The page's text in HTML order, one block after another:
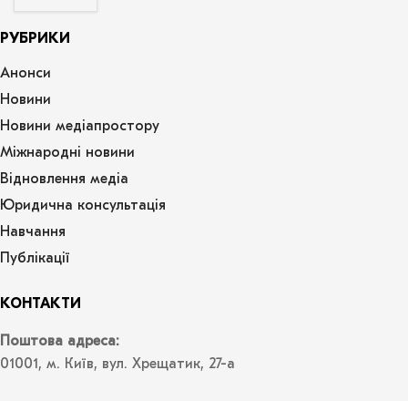
РУБРИКИ
Анонси
Новини
Новини медіапростору
Міжнародні новини
Відновлення медіа
Юридична консультація
Навчання
Публікації
КОНТАКТИ
Поштова адреса:
01001, м. Київ, вул. Хрещатик, 27-а